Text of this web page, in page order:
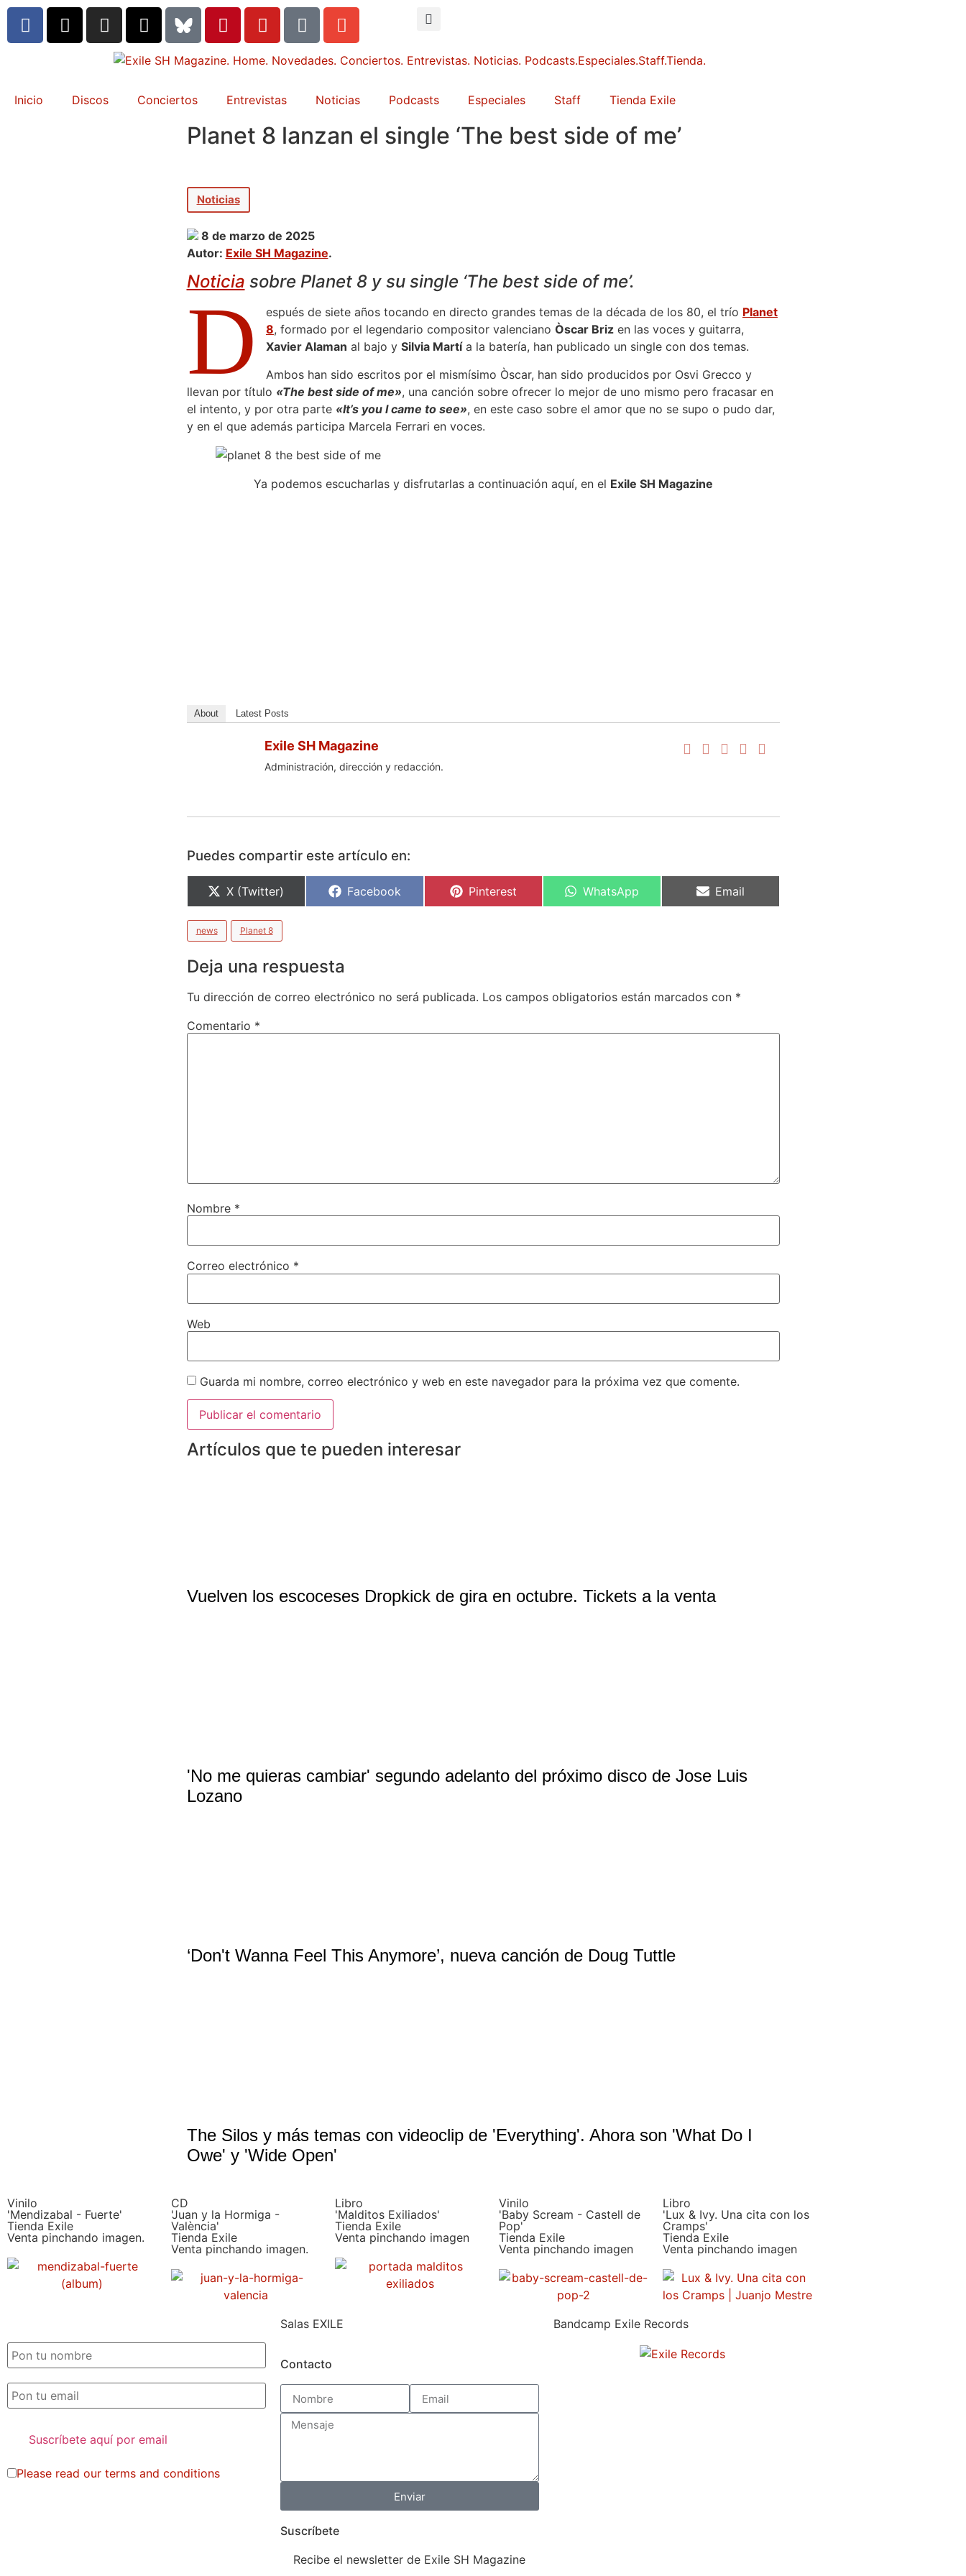
Inicio Discos Conciertos Entrevistas Noticias Podcasts Especiales Staff Tienda Exile
Planet 8 lanzan el single ‘The best side of me’
Noticias
8 de marzo de 2025
Autor: Exile SH Magazine.
Noticia sobre Planet 8 y su single ‘The best side of me’.
D espués de siete años tocando en directo grandes temas de la década de los 80, el trío Planet
8, formado por el legendario compositor valenciano Òscar Brizen las voces y guitarra,
Xavier Alaman al bajo y Silvia Martía la batería, han publicado un single con dos temas.
Ambos han sido escritos por el mismísimo Òscar, han sido producidos por Osvi Grecco y
llevan por título «The best side of me», una canción sobre ofrecer lo mejor de uno mismo pero fracasar en
el intento, y por otra parte «It’s you I came to see», en este caso sobre el amor que no se supo o pudo dar,
y en el que además participa Marcela Ferrari en voces.
Ya podemos escucharlas y disfrutarlas a continuación aquí, en el Exile SH Magazine
About Latest Posts
Exile SH Magazine
Administración, dirección y redacción.
Puedes compartir este artículo en:
X (Twitter) Facebook Pinterest WhatsApp Email
news Planet 8
Deja una respuesta
Tu dirección de correo electrónico no será publicada. Los campos obligatorios están marcados con *
Comentario *
Nombre *
Correo electrónico *
Web
Guarda mi nombre, correo electrónico y web en este navegador para la próxima vez que comente.
Artículos que te pueden interesar
Vuelven los escoceses Dropkick de gira en octubre. Tickets a la venta
'No me quieras cambiar' segundo adelanto del próximo disco de Jose Luis
Lozano
‘Don't Wanna Feel This Anymore’, nueva canción de Doug Tuttle
The Silos y más temas con videoclip de 'Everything'. Ahora son 'What Do I
Owe' y 'Wide Open'
Vinilo
'Mendizabal - Fuerte'
Tienda Exile
Venta pinchando imagen.
CD
'Juan y la Hormiga -
València'
Tienda Exile
Venta pinchando imagen.
Libro
'Malditos Exiliados'
Tienda Exile
Venta pinchando imagen
Vinilo
'Baby Scream - Castell de
Pop'
Tienda Exile
Venta pinchando imagen
Libro
'Lux & Ivy. Una cita con los
Cramps'
Tienda Exile
Venta pinchando imagen
Please read our terms and conditions
Salas EXILE
Contacto
Enviar
Suscríbete
Recibe el newsletter de Exile SH Magazine
Bandcamp Exile Records